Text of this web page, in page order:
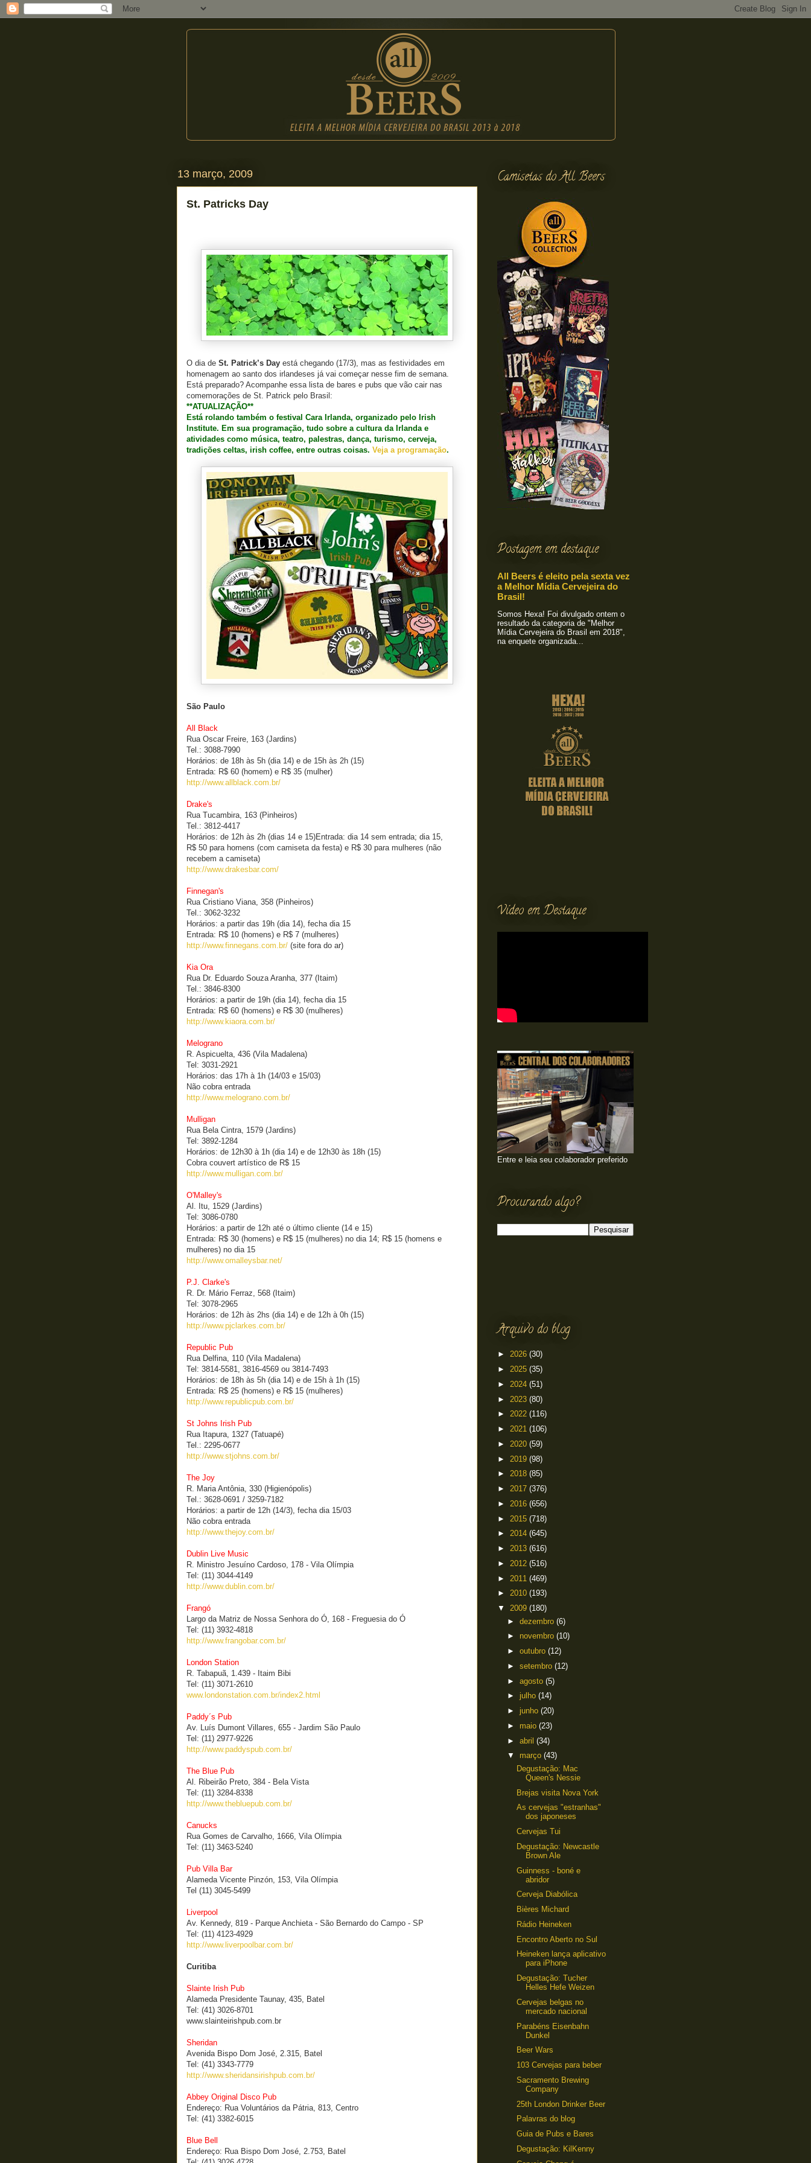
13 março, 2009
St. Patricks Day
O dia de St. Patrick’s Day está chegando (17/3), mas as festividades em
homenagem ao santo dos irlandeses já vai começar nesse fim de semana.
Está preparado? Acompanhe essa lista de bares e pubs que vão cair nas
comemorações de St. Patrick pelo Brasil:
**ATUALIZAÇÃO**
Está rolando também o festival Cara Irlanda, organizado pelo Irish
Institute. Em sua programação, tudo sobre a cultura da Irlanda e
atividades como música, teatro, palestras, dança, turismo, cerveja,
tradições celtas, irish coffee, entre outras coisas. Veja a programação.
São Paulo
All Black
Rua Oscar Freire, 163 (Jardins)
Tel.: 3088-7990
Horários: de 18h às 5h (dia 14) e de 15h às 2h (15)
Entrada: R$ 60 (homem) e R$ 35 (mulher)
http://www.allblack.com.br/
Drake's
Rua Tucambira, 163 (Pinheiros)
Tel.: 3812-4417
Horários: de 12h às 2h (dias 14 e 15)Entrada: dia 14 sem entrada; dia 15,
R$ 50 para homens (com camiseta da festa) e R$ 30 para mulheres (não
recebem a camiseta)
http://www.drakesbar.com/
Finnegan's
Rua Cristiano Viana, 358 (Pinheiros)
Tel.: 3062-3232
Horários: a partir das 19h (dia 14), fecha dia 15
Entrada: R$ 10 (homens) e R$ 7 (mulheres)
http://www.finnegans.com.br/ (site fora do ar)
Kia Ora
Rua Dr. Eduardo Souza Aranha, 377 (Itaim)
Tel.: 3846-8300
Horários: a partir de 19h (dia 14), fecha dia 15
Entrada: R$ 60 (homens) e R$ 30 (mulheres)
http://www.kiaora.com.br/
Melograno
R. Aspicuelta, 436 (Vila Madalena)
Tel: 3031-2921
Horários: das 17h à 1h (14/03 e 15/03)
Não cobra entrada
http://www.melograno.com.br/
Mulligan
Rua Bela Cintra, 1579 (Jardins)
Tel: 3892-1284
Horários: de 12h30 à 1h (dia 14) e de 12h30 às 18h (15)
Cobra couvert artístico de R$ 15
http://www.mulligan.com.br/
O'Malley's
Al. Itu, 1529 (Jardins)
Tel: 3086-0780
Horários: a partir de 12h até o último cliente (14 e 15)
Entrada: R$ 30 (homens) e R$ 15 (mulheres) no dia 14; R$ 15 (homens e
mulheres) no dia 15
http://www.omalleysbar.net/
P.J. Clarke's
R. Dr. Mário Ferraz, 568 (Itaim)
Tel: 3078-2965
Horários: de 12h às 2hs (dia 14) e de 12h à 0h (15)
http://www.pjclarkes.com.br/
Republic Pub
Rua Delfina, 110 (Vila Madalena)
Tel: 3814-5581, 3816-4569 ou 3814-7493
Horários: de 18h às 5h (dia 14) e de 15h à 1h (15)
Entrada: R$ 25 (homens) e R$ 15 (mulheres)
http://www.republicpub.com.br/
St Johns Irish Pub
Rua Itapura, 1327 (Tatuapé)
Tel.: 2295-0677
http://www.stjohns.com.br/
The Joy
R. Maria Antônia, 330 (Higienópolis)
Tel.: 3628-0691 / 3259-7182
Horários: a partir de 12h (14/3), fecha dia 15/03
Não cobra entrada
http://www.thejoy.com.br/
Dublin Live Music
R. Ministro Jesuíno Cardoso, 178 - Vila Olímpia
Tel: (11) 3044-4149
http://www.dublin.com.br/
Frangó
Largo da Matriz de Nossa Senhora do Ó, 168 - Freguesia do Ó
Tel: (11) 3932-4818
http://www.frangobar.com.br/
London Station
R. Tabapuã, 1.439 - Itaim Bibi
Tel: (11) 3071-2610
www.londonstation.com.br/index2.html
Paddy´s Pub
Av. Luís Dumont Villares, 655 - Jardim São Paulo
Tel: (11) 2977-9226
http://www.paddyspub.com.br/
The Blue Pub
Al. Ribeirão Preto, 384 - Bela Vista
Tel: (11) 3284-8338
http://www.thebluepub.com.br/
Canucks
Rua Gomes de Carvalho, 1666, Vila Olímpia
Tel: (11) 3463-5240
Pub Villa Bar
Alameda Vicente Pinzón, 153, Vila Olímpia
Tel (11) 3045-5499
Liverpool
Av. Kennedy, 819 - Parque Anchieta - São Bernardo do Campo - SP
Tel: (11) 4123-4929
http://www.liverpoolbar.com.br/
Curitiba
Slainte Irish Pub
Alameda Presidente Taunay, 435, Batel
Tel: (41) 3026-8701
www.slainteirishpub.com.br
Sheridan
Avenida Bispo Dom José, 2.315, Batel
Tel: (41) 3343-7779
http://www.sheridansirishpub.com.br/
Abbey Original Disco Pub
Endereço: Rua Voluntários da Pátria, 813, Centro
Tel: (41) 3382-6015
Blue Bell
Endereço: Rua Bispo Dom José, 2.753, Batel
Camisetas do All Beers
Postagem em destaque
All Beers é eleito pela sexta vez
a Melhor Mídia Cervejeira do
Brasil!
Somos Hexa! Foi divulgado ontem o
resultado da categoria de "Melhor
Mídia Cervejeira do Brasil em 2018",
na enquete organizada...
Vídeo em Destaque
Entre e leia seu colaborador preferido
Procurando algo?
Arquivo do blog
► 2026 (30)
► 2025 (35)
► 2024 (51)
► 2023 (80)
► 2022 (116)
► 2021 (106)
► 2020 (59)
► 2019 (98)
► 2018 (85)
► 2017 (376)
► 2016 (656)
► 2015 (718)
► 2014 (645)
► 2013 (616)
► 2012 (516)
► 2011 (469)
► 2010 (193)
▼ 2009 (180)
► dezembro (6)
► novembro (10)
► outubro (12)
► setembro (12)
► agosto (5)
► julho (14)
► junho (20)
► maio (23)
► abril (34)
▼ março (43)
Degustação: Mac
Queen's Nessie
Brejas visita Nova York
As cervejas "estranhas"
dos japoneses
Cervejas Tui
Degustação: Newcastle
Brown Ale
Guinness - boné e
abridor
Cerveja Diabólica
Bières Michard
Rádio Heineken
Encontro Aberto no Sul
Heineken lança aplicativo
para iPhone
Degustação: Tucher
Helles Hefe Weizen
Cervejas belgas no
mercado nacional
Parabéns Eisenbahn
Dunkel
Beer Wars
103 Cervejas para beber
Sacramento Brewing
Company
25th London Drinker Beer
Palavras do blog
Guia de Pubs e Bares
Degustação: KilKenny